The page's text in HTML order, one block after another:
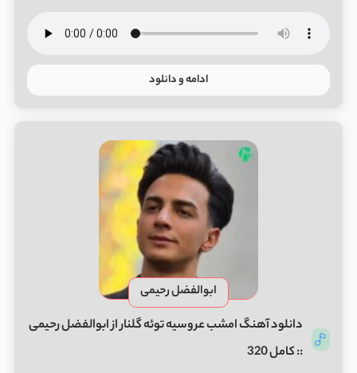
ادامه و دانلود
ابوالفضل رحیمی
دانلود آهنگ امشب عروسیه توئه گلنار از ابوالفضل رحیمی
:: کامل 320